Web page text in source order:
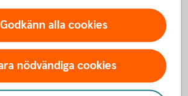
till pension
dig att komma igång med
till din framtida pension!
privat - räkna ut dinpension
Godkänn alla cookies
nödvändiga cookies